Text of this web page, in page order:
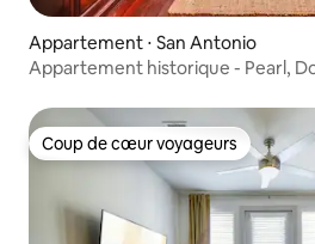
Appartement ⋅ San Antonio
Appartement historique - Pearl,
Coup de cœur voyageurs
Coup de cœur voyageurs